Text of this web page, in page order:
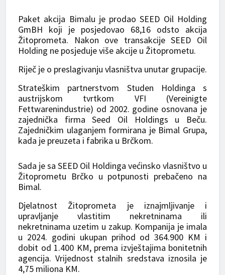
Paket akcija Bimalu je prodao SEED Oil Holding
GmBH koji je posjedovao 68,16 odsto akcija
Žitoprometa. Nakon ove transakcije SEED Oil
Holding ne posjeduje više akcije u Žitoprometu.
Riječ je o preslagivanju vlasništva unutar grupacije.
Strateškim partnerstvom Studen Holdinga s
austrijskom tvrtkom VFI (Vereinigte
Fettwarenindustrie) od 2002. godine osnovana je
zajednička firma Seed Oil Holdings u Beču.
Zajedničkim ulaganjem formirana je Bimal Grupa,
kada je preuzeta i fabrika u Brčkom.
Sada je sa SEED Oil Holdinga većinsko vlasništvo u
Žitoprometu Brčko u potpunosti prebačeno na
Bimal.
Djelatnost Žitoprometa je iznajmljivanje i
upravljanje vlastitim nekretninama ili
nekretninama uzetim u zakup. Kompanija je imala
u 2024. godini ukupan prihod od 364.900 KM i
dobit od 1.400 KM, prema izvještajima bonitetnih
agencija. Vrijednost stalnih sredstava iznosila je
4,75 miliona KM.